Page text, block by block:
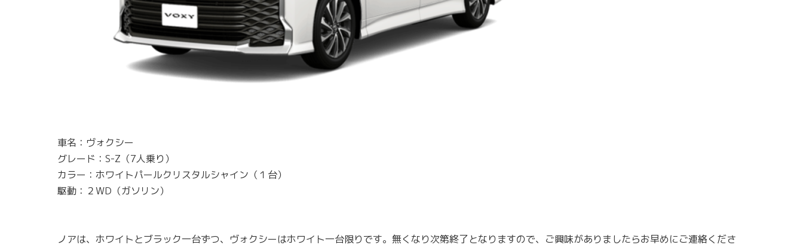
車名：ヴォクシー
グレード：S-Z（7人乗り）
カラー：ホワイトパールクリスタルシャイン（１台）
駆動：２WD（ガソリン）
ノアは、ホワイトとブラック一台ずつ、ヴォクシーはホワイト一台限りです。無くなり次第終了となりますので、ご興味がありましたらお早めにご連絡くださ